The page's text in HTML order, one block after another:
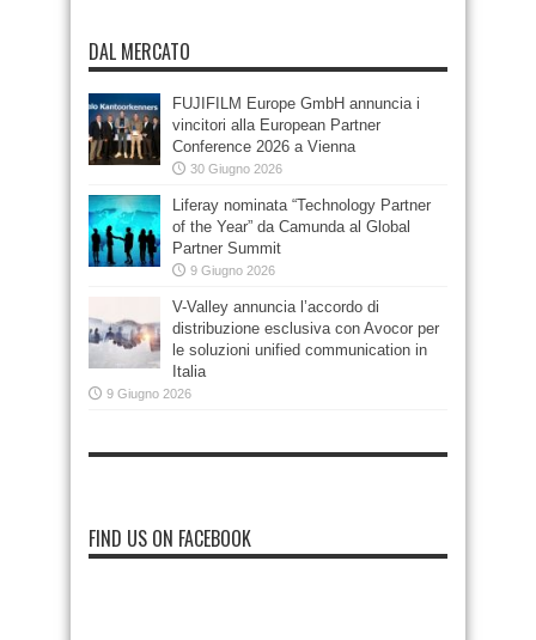
DAL MERCATO
FUJIFILM Europe GmbH annuncia i
vincitori alla European Partner
Conference 2026 a Vienna
30 Giugno 2026
Liferay nominata “Technology Partner
of the Year” da Camunda al Global
Partner Summit
9 Giugno 2026
V-Valley annuncia l’accordo di
distribuzione esclusiva con Avocor per
le soluzioni unified communication in
Italia
9 Giugno 2026
FIND US ON FACEBOOK